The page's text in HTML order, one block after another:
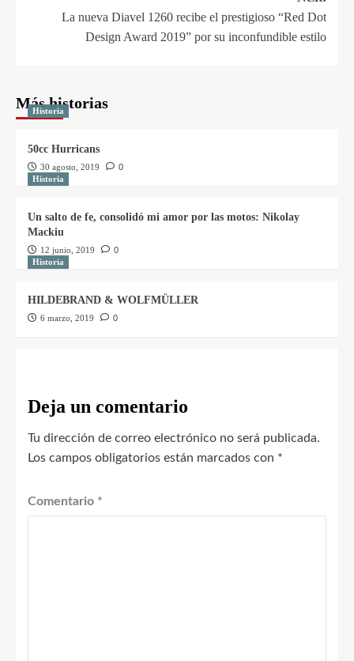
La nueva Diavel 1260 recibe el prestigioso “Red Dot
Design Award 2019” por su inconfundible estilo
Más historias
Historia
50cc Hurricans
30 agosto, 2019
0
Historia
Un salto de fe, consolidó mi amor por las motos: Nikolay
Mackiu
12 junio, 2019
0
Historia
HILDEBRAND & WOLFMÜLLER
6 marzo, 2019 0
Deja un comentario
Tu dirección de correo electrónico no será publicada.
Los campos obligatorios están marcados con *
Comentario *